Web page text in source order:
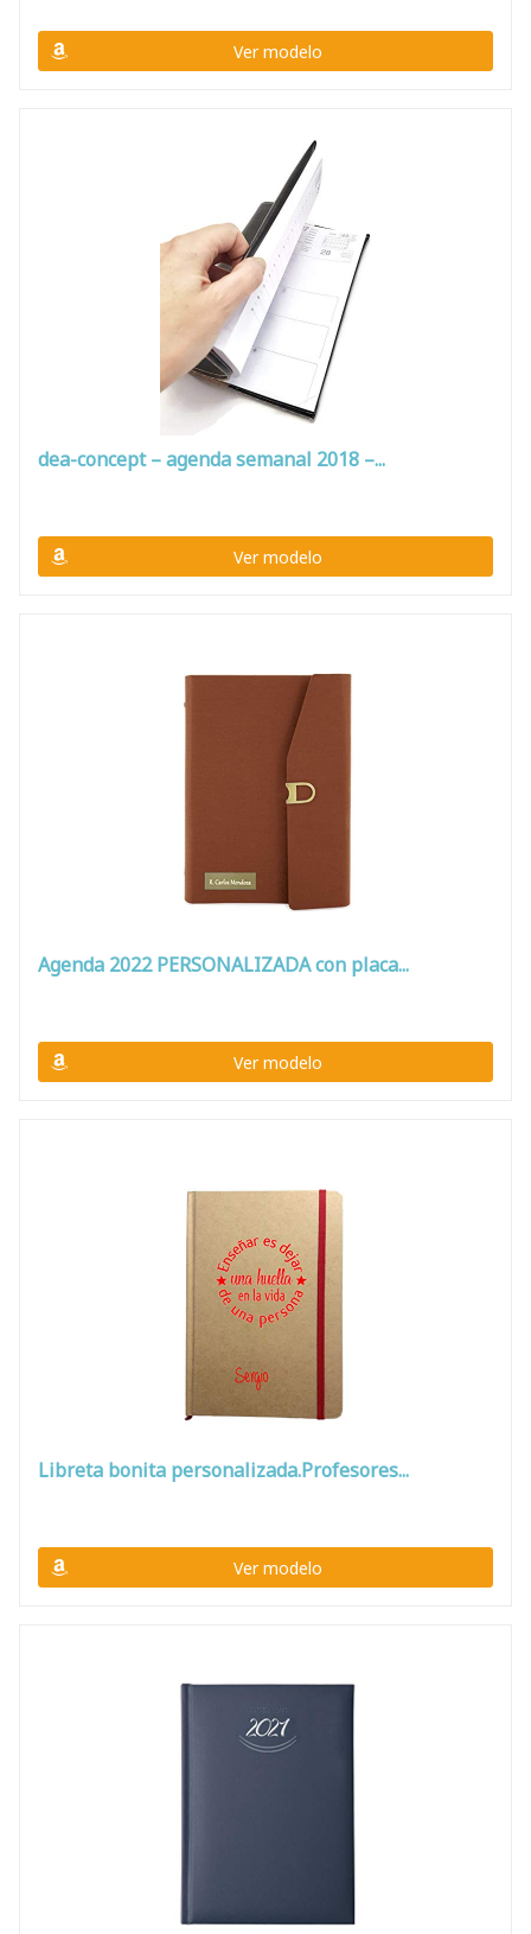
Ver modelo
dea-concept – agenda semanal 2018 –...
Ver modelo
Agenda 2022 PERSONALIZADA con placa...
Ver modelo
Libreta bonita personalizada.Profesores...
Ver modelo